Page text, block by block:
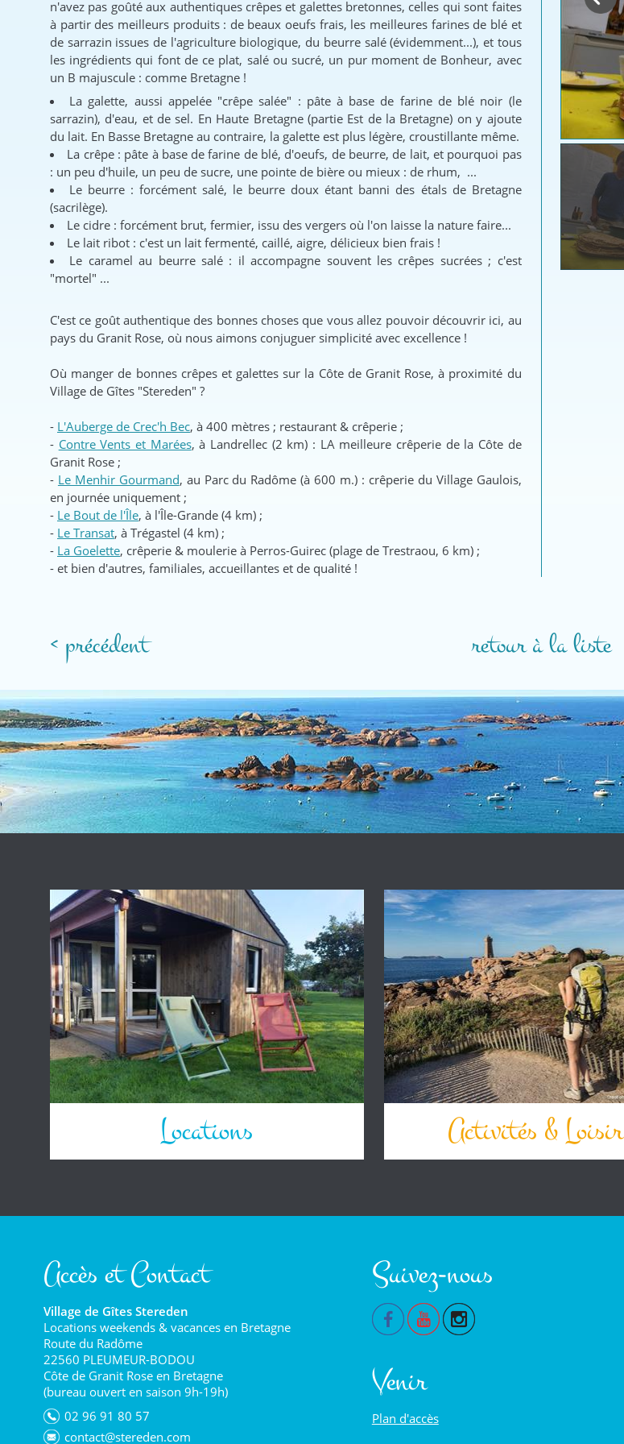
n'avez pas goûté aux authentiques crêpes et galettes bretonnes, celles qui sont faites
à partir des meilleurs produits : de beaux oeufs frais, les meilleures farines de blé et
de sarrazin issues de l'agriculture biologique, du beurre salé (évidemment...), et tous
les ingrédients qui font de ce plat, salé ou sucré, un pur moment de Bonheur, avec
un B majuscule : comme Bretagne !
La galette, aussi appelée "crêpe salée" : pâte à base de farine de blé noir (le
sarrazin), d'eau, et de sel. En Haute Bretagne (partie Est de la Bretagne) on y ajoute
du lait. En Basse Bretagne au contraire, la galette est plus légère, croustillante même.
La crêpe : pâte à base de farine de blé, d'oeufs, de beurre, de lait, et pourquoi pas
: un peu d'huile, un peu de sucre, une pointe de bière ou mieux : de rhum, ...
Le beurre : forcément salé, le beurre doux étant banni des étals de Bretagne
(sacrilège).
Le cidre : forcément brut, fermier, issu des vergers où l'on laisse la nature faire...
Le lait ribot : c'est un lait fermenté, caillé, aigre, délicieux bien frais !
Le caramel au beurre salé : il accompagne souvent les crêpes sucrées ; c'est
"mortel" ...
C'est ce goût authentique des bonnes choses que vous allez pouvoir découvrir ici, au
pays du Granit Rose, où nous aimons conjuguer simplicité avec excellence !
Où manger de bonnes crêpes et galettes sur la Côte de Granit Rose, à proximité du
Village de Gîtes "Stereden" ?
- L'Auberge de Crec'h Bec, à 400 mètres ; restaurant & crêperie ;
- Contre Vents et Marées, à Landrellec (2 km) : LA meilleure crêperie de la Côte de
Granit Rose ;
- Le Menhir Gourmand, au Parc du Radôme (à 600 m.) : crêperie du Village Gaulois,
en journée uniquement ;
- Le Bout de l'Île, à l'Île-Grande (4 km) ;
- Le Transat, à Trégastel (4 km) ;
- La Goelette, crêperie & moulerie à Perros-Guirec (plage de Trestraou, 6 km) ;
- et bien d'autres, familiales, accueillantes et de qualité !
< précédent retour à la liste
Locations Activités &
Accès et Contact
Village de Gîtes Stereden
Locations weekends & vacances en Bretagne
Route du Radôme
22560 PLEUMEUR-BODOU
Côte de Granit Rose en Bretagne
(bureau ouvert en saison 9h-19h)
02 96 91 80 57
contact@stereden.com
Suivez-nous
Venir
Plan d'accès